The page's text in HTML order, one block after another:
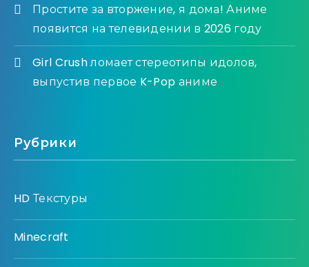
Простите за вторжение, я дома! Аниме
появится на телевидении в 2026 году
Girl Crush ломает стереотипы идолов,
выпустив первое K-Pop аниме
Рубрики
HD Текстуры
Minecraft